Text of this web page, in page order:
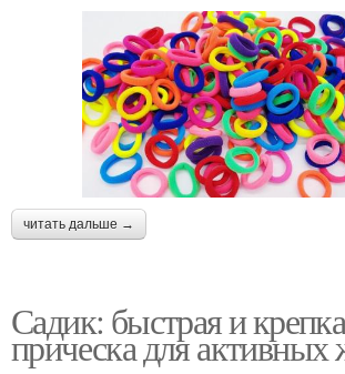
читать дальше →
Садик: быстрая и
прическа для